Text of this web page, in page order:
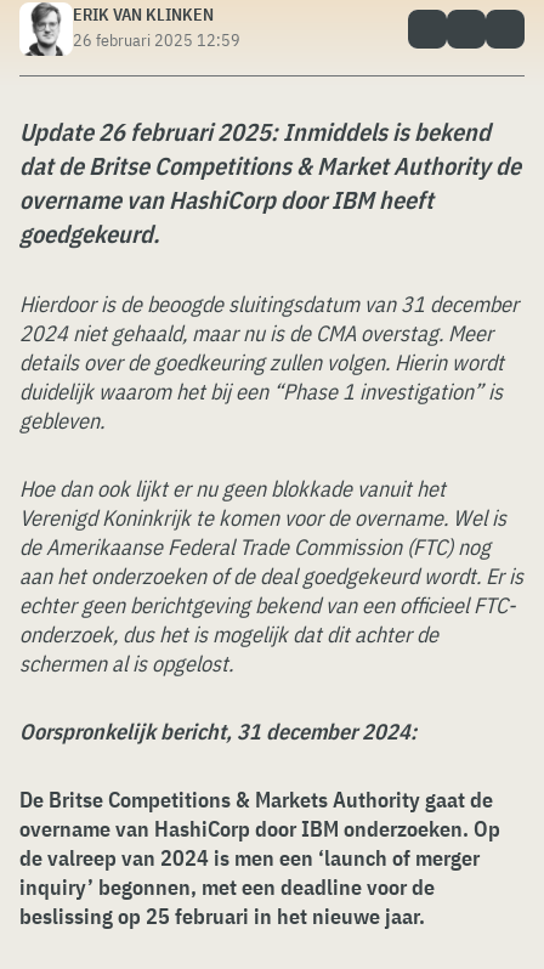
ERIK VAN KLINKEN
26 februari 2025 12:59
Update 26 februari 2025: Inmiddels is bekend
dat de Britse Competitions & Market Authority de
overname van HashiCorp door IBM heeft
goedgekeurd.
Hierdoor is de beoogde sluitingsdatum van 31 december
2024 niet gehaald, maar nu is de CMA overstag. Meer
details over de goedkeuring zullen volgen. Hierin wordt
duidelijk waarom het bij een “Phase 1 investigation” is
gebleven.
Hoe dan ook lijkt er nu geen blokkade vanuit het
Verenigd Koninkrijk te komen voor de overname. Wel is
de Amerikaanse Federal Trade Commission (FTC) nog
aan het onderzoeken of de deal goedgekeurd wordt. Er is
echter geen berichtgeving bekend van een officieel FTC-
onderzoek, dus het is mogelijk dat dit achter de
schermen al is opgelost.
Oorspronkelijk bericht, 31 december 2024:
De Britse Competitions & Markets Authority gaat de
overname van HashiCorp door IBM onderzoeken. Op
de valreep van 2024 is men een ‘launch of merger
inquiry’ begonnen, met een deadline voor de
beslissing op 25 februari in het nieuwe jaar.